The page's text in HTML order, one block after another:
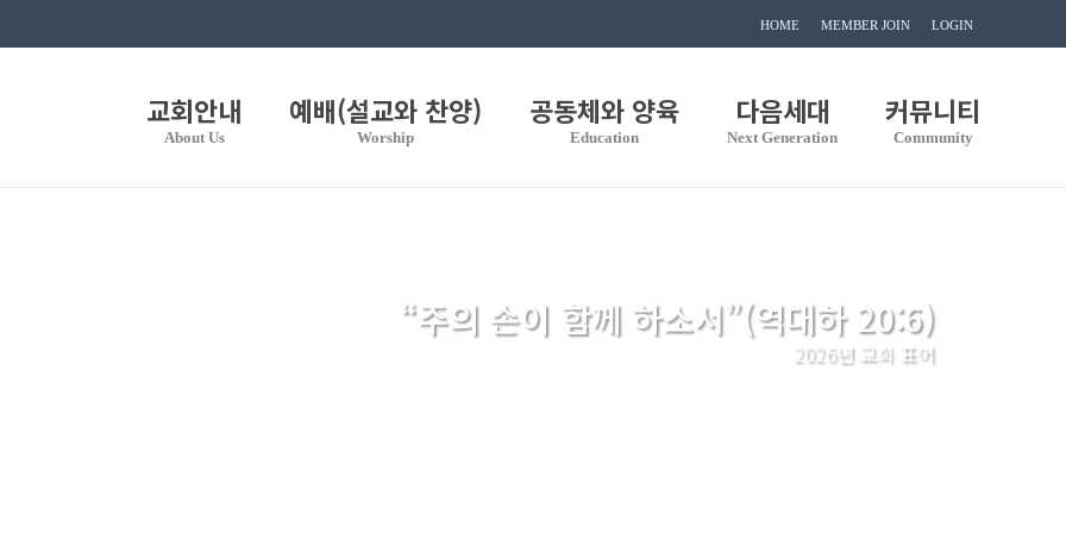
HOME MEMBER JOIN LOGIN
교회안내
About Us
예배(설교와 찬양)
Worship
공동체와 양육
Education
다음세대
Next Generation
커뮤니티
Community
“주의 손이 함께 하소서”(역대하 20:6)
2026년 교회 표어